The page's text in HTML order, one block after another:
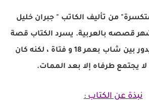
من تأليف الكاتب " جبران خليل
قصصه بالعربية. يسرد الكتاب قصة
حب روحي و بريء يدور بين شاب بعمر 18 و فتاة ، لكنه كان
يجتمع طرفاه إلا بعد الممات.
نبذة عن الكتاب :